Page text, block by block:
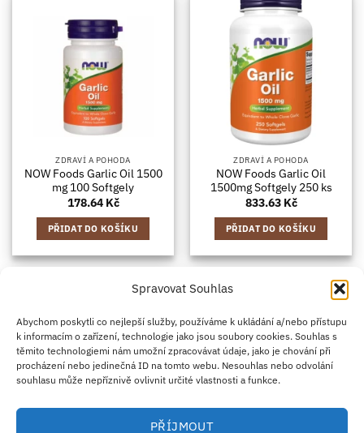
Spravovat Souhlas
Abychom poskytli co nejlepší služby, používáme k ukládání a/nebo přístupu
k informacím o zařízení, technologie jako jsou soubory cookies. Souhlas s
těmito technologiemi nám umožní zpracovávat údaje, jako je chování při
procházení nebo jedinečná ID na tomto webu. Nesouhlas nebo odvolání
souhlasu může nepříznivě ovlivnit určité vlastnosti a funkce.
PŘÍJMOUT
ZDRAVÍ A POHODA
NOW Foods Garlic Oil 1500
mg 100 Softgely
178.64 Kč
PŘIDAT DO KOŠÍKU
ZDRAVÍ A POHODA
NOW Foods Garlic Oil
1500mg Softgely 250 ks
833.63 Kč
PŘIDAT DO KOŠÍKU
Credit
Card
2
Klarna
Apple
Pay
Google
Pay
PayPal
ZÁSADY DOPRAVY
ZÁSADY VRÁCENÍ ZBOŽÍ
OBCHODNÍ PODMÍNKY
KONTAKT O NÁS B2B
IMPRINT
OMEZENÍ ODPOVĚDNOSTI
ZÁSADY COOKIES